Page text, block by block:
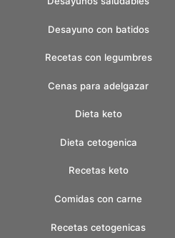
Desayuno con batidos
Recetas con legumbres
Cenas para adelgazar
Dieta keto
Dieta cetogenica
Recetas keto
Comidas con carne
Recetas cetogenicas